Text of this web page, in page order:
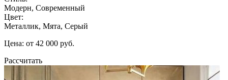
Модерн, Современный
Цвет:
Металлик, Мята, Серый
Цена: от 42 000 руб.
Рассчитать